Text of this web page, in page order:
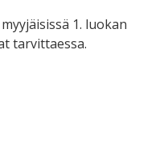
1. luokan
tarvittaessa.